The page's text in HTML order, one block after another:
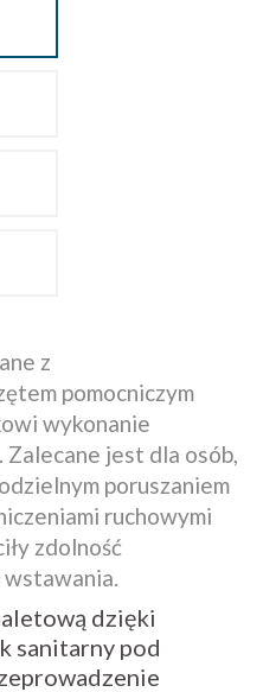
z
pomocniczym
wykonanie
jest dla osób,
poruszaniem
ruchowymi
zdolność
wstawania.
dzięki
sanitarny pod